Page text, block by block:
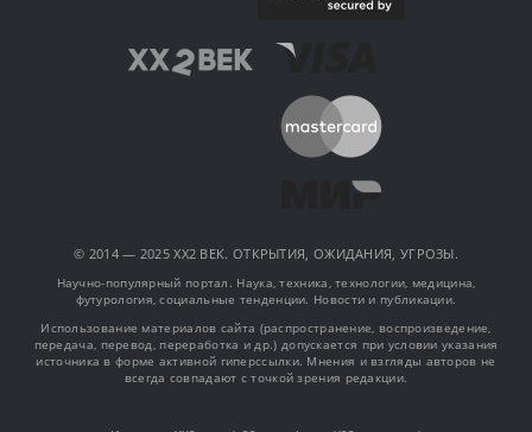
© 2014 — 2025 XX2 ВЕК. ОТКРЫТИЯ, ОЖИДАНИЯ, УГРОЗЫ.
Научно-популярный портал. Наука, техника, технологии, медицина,
футурология, социальные тенденции. Новости и публикации.
Использование материалов сайта (распространение, воспроизведение,
передача, перевод, переработка и др.) допускается при условии указания
источника в форме активной гиперссылки. Мнения и взгляды авторов не
всегда совпадают с точкой зрения редакции.